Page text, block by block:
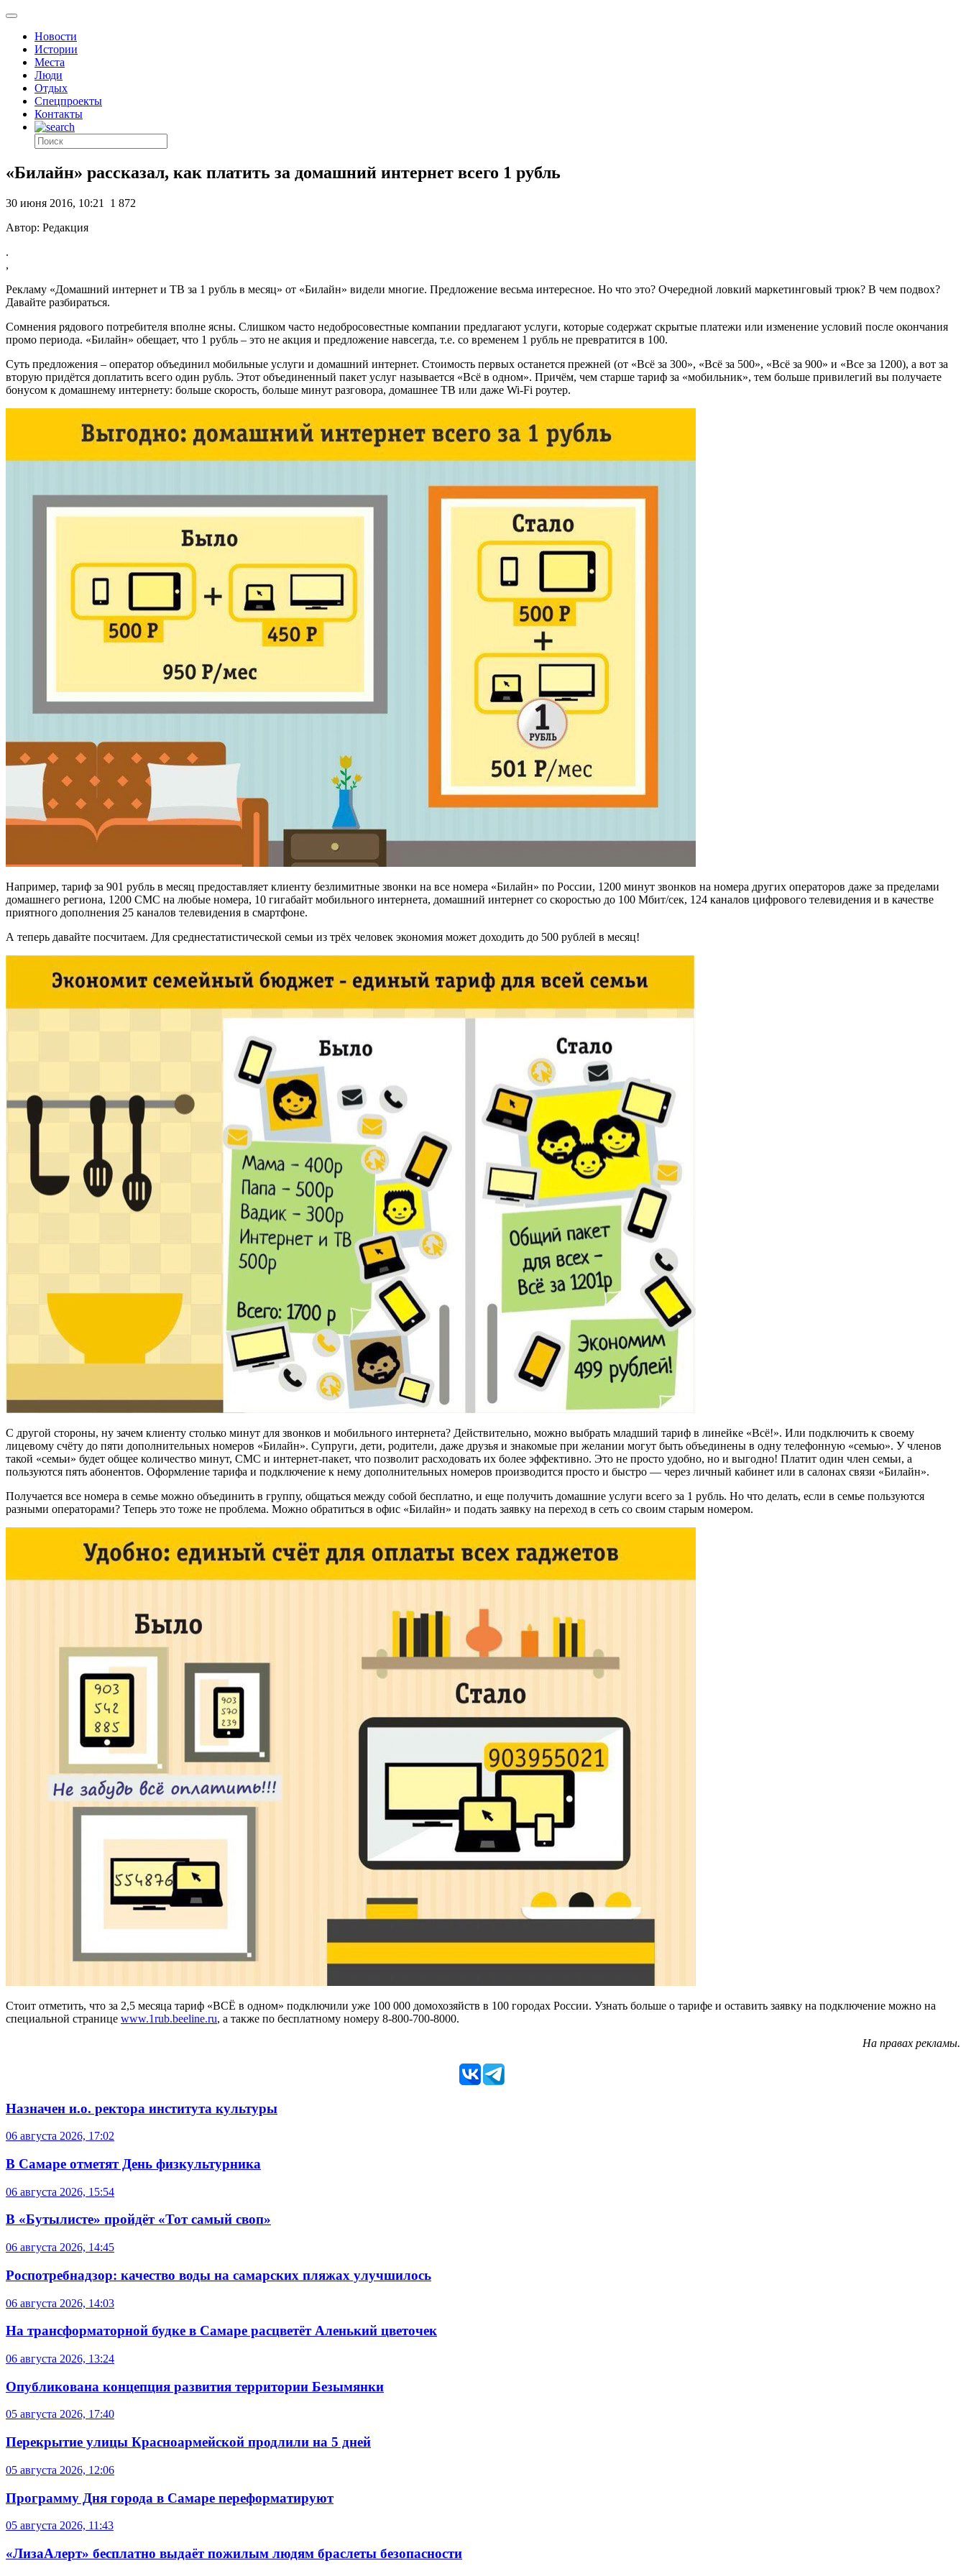
Новости
Истории
Места
Люди
Отдых
Спецпроекты
Контакты
«Билайн» рассказал, как платить за домашний интернет всего 1 рубль
30 июня 2016, 10:21
1 872
Автор: Редакция
.
,
Рекламу «Домашний интернет и ТВ за 1 рубль в месяц» от «Билайн» видели многие. Предложение весьма интересное. Но что это? Очередной ловкий маркетинговый трюк? В чем подвох?
Давайте разбираться.
Сомнения рядового потребителя вполне ясны. Слишком часто недобросовестные компании предлагают услуги, которые содержат скрытые платежи или изменение условий после окончания
промо периода. «Билайн» обещает, что 1 рубль – это не акция и предложение навсегда, т.е. со временем 1 рубль не превратится в 100.
Суть предложения – оператор объединил мобильные услуги и домашний интернет. Стоимость первых останется прежней (от «Всё за 300», «Всё за 500», «Всё за 900» и «Все за 1200), а вот за
вторую придётся доплатить всего один рубль. Этот объединенный пакет услуг называется «Всё в одном». Причём, чем старше тариф за «мобильник», тем больше привилегий вы получаете
бонусом к домашнему интернету: больше скорость, больше минут разговора, домашнее ТВ или даже Wi-Fi роутер.
Например, тариф за 901 рубль в месяц предоставляет клиенту безлимитные звонки на все номера «Билайн» по России, 1200 минут звонков на номера других операторов даже за пределами
домашнего региона, 1200 СМС на любые номера, 10 гигабайт мобильного интернета, домашний интернет со скоростью до 100 Мбит/сек, 124 каналов цифрового телевидения и в качестве
приятного дополнения 25 каналов телевидения в смартфоне.
А теперь давайте посчитаем. Для среднестатистической семьи из трёх человек экономия может доходить до 500 рублей в месяц!
С другой стороны, ну зачем клиенту столько минут для звонков и мобильного интернета? Действительно, можно выбрать младший тариф в линейке «Всё!». Или подключить к своему
лицевому счёту до пяти дополнительных номеров «Билайн». Супруги, дети, родители, даже друзья и знакомые при желании могут быть объединены в одну телефонную «семью». У членов
такой «семьи» будет общее количество минут, СМС и интернет-пакет, что позволит расходовать их более эффективно. Это не просто удобно, но и выгодно! Платит один член семьи, а
пользуются пять абонентов. Оформление тарифа и подключение к нему дополнительных номеров производится просто и быстро — через личный кабинет или в салонах связи «Билайн».
Получается все номера в семье можно объединить в группу, общаться между собой бесплатно, и еще получить домашние услуги всего за 1 рубль. Но что делать, если в семье пользуются
разными операторами? Теперь это тоже не проблема. Можно обратиться в офис «Билайн» и подать заявку на переход в сеть со своим старым номером.
Стоит отметить, что за 2,5 месяца тариф «ВСЁ в одном» подключили уже 100 000 домохозяйств в 100 городах России. Узнать больше о тарифе и оставить заявку на подключение можно на
специальной странице www.1rub.beeline.ru, а также по бесплатному номеру 8-800-700-8000.
На правах рекламы.
Назначен и.о. ректора института культуры
06 августа 2026, 17:02
В Самаре отметят День физкультурника
06 августа 2026, 15:54
В «Бутылисте» пройдёт «Тот самый своп»
06 августа 2026, 14:45
Роспотребнадзор: качество воды на самарских пляжах улучшилось
06 августа 2026, 14:03
На трансформаторной будке в Самаре расцветёт Аленький цветочек
06 августа 2026, 13:24
Опубликована концепция развития территории Безымянки
05 августа 2026, 17:40
Перекрытие улицы Красноармейской продлили на 5 дней
05 августа 2026, 12:06
Программу Дня города в Самаре переформатируют
05 августа 2026, 11:43
«ЛизаАлерт» бесплатно выдаёт пожилым людям браслеты безопасности